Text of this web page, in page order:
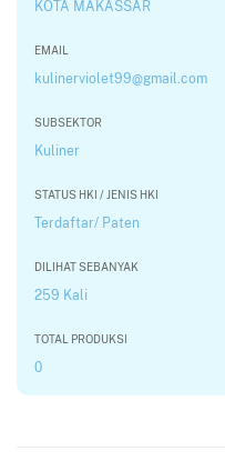
KOTA MAKASSAR
EMAIL
kulinerviolet99@gmail.com
SUBSEKTOR
Kuliner
STATUS HKI / JENIS HKI
Terdaftar/ Paten
DILIHAT SEBANYAK
259 Kali
TOTAL PRODUKSI
0